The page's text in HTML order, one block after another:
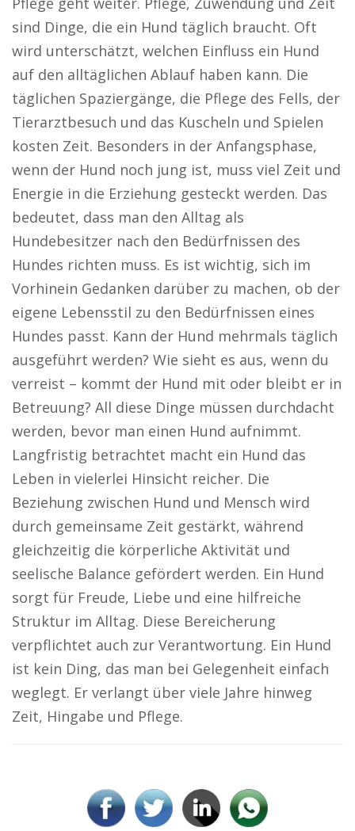
sind Dinge, die ein Hund täglich braucht. Oft
wird unterschätzt, welchen Einfluss ein Hund
auf den alltäglichen Ablauf haben kann. Die
täglichen Spaziergänge, die Pflege des Fells, der
Tierarztbesuch und das Kuscheln und Spielen
kosten Zeit. Besonders in der Anfangsphase,
wenn der Hund noch jung ist, muss viel Zeit und
Energie in die Erziehung gesteckt werden. Das
bedeutet, dass man den Alltag als
Hundebesitzer nach den Bedürfnissen des
Hundes richten muss. Es ist wichtig, sich im
Vorhinein Gedanken darüber zu machen, ob der
eigene Lebensstil zu den Bedürfnissen eines
Hundes passt. Kann der Hund mehrmals täglich
ausgeführt werden? Wie sieht es aus, wenn du
verreist – kommt der Hund mit oder bleibt er in
Betreuung? All diese Dinge müssen durchdacht
werden, bevor man einen Hund aufnimmt.
Langfristig betrachtet macht ein Hund das
Leben in vielerlei Hinsicht reicher. Die
Beziehung zwischen Hund und Mensch wird
durch gemeinsame Zeit gestärkt, während
gleichzeitig die körperliche Aktivität und
seelische Balance gefördert werden. Ein Hund
sorgt für Freude, Liebe und eine hilfreiche
Struktur im Alltag. Diese Bereicherung
verpflichtet auch zur Verantwortung. Ein Hund
ist kein Ding, das man bei Gelegenheit einfach
weglegt. Er verlangt über viele Jahre hinweg
Zeit, Hingabe und Pflege.